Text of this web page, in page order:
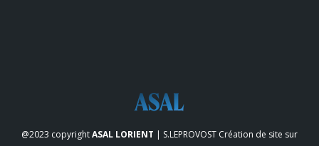
@2023 copyrightASAL LORIENT | S.LEPROVOST Création de site sur